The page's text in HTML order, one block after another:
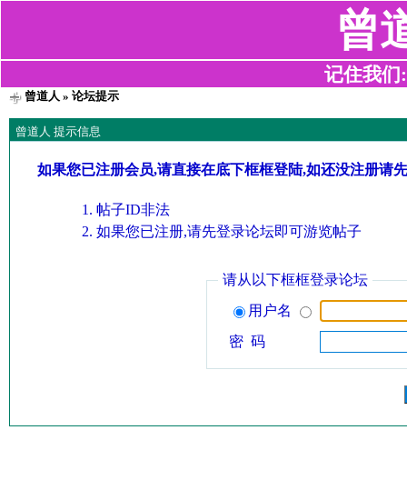
曾
记住我们
曾道人 » 论坛提示
曾道人 提示信息
如果您已注册会员,请直接在底下框框登陆,如还没注册请
帖子ID非法
如果您已注册,请先登录论坛即可游览帖子
请从以下框框登录论坛
用户名
密 码